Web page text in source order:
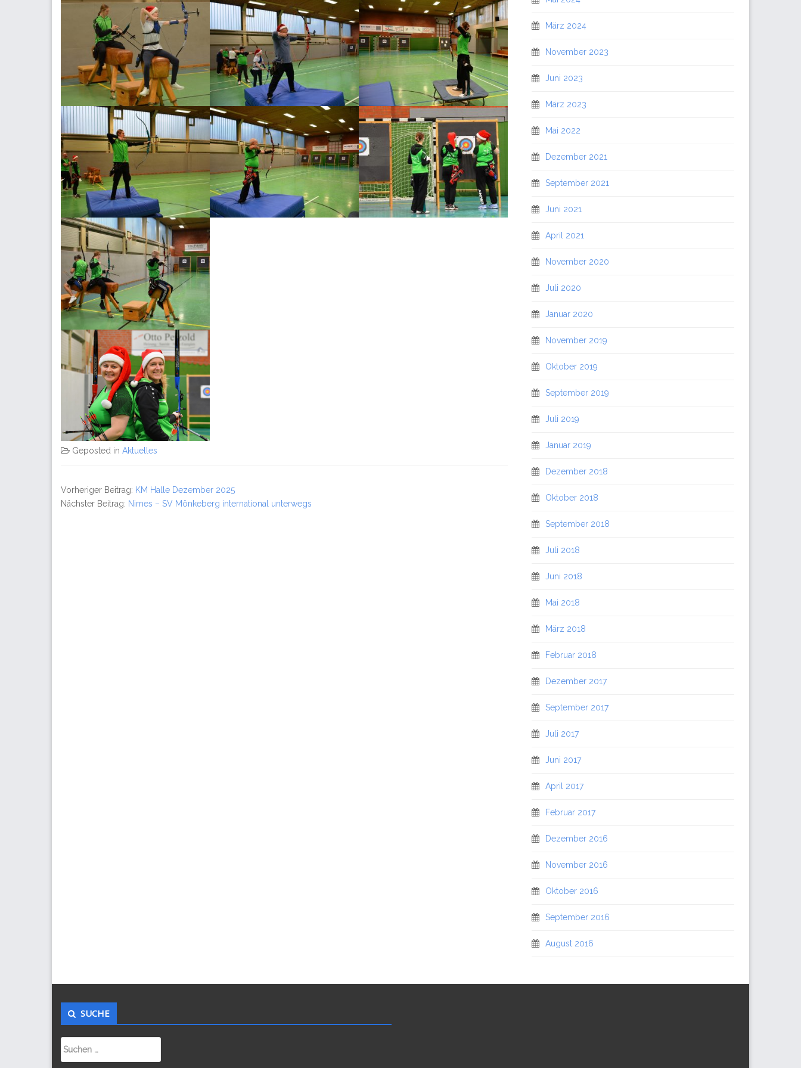
Geposted in Aktuelles
Vorheriger Beitrag: KM Halle Dezember 2025
Nächster Beitrag: Nimes – SV Mönkeberg international unterwegs
März 2024
November 2023
Juni 2023
März 2023
Mai 2022
Dezember 2021
September 2021
Juni 2021
April 2021
November 2020
Juli 2020
Januar 2020
November 2019
Oktober 2019
September 2019
Juli 2019
Januar 2019
Dezember 2018
Oktober 2018
September 2018
Juli 2018
Juni 2018
Mai 2018
März 2018
Februar 2018
Dezember 2017
September 2017
Juli 2017
Juni 2017
April 2017
Februar 2017
Dezember 2016
November 2016
Oktober 2016
September 2016
August 2016
SUCHE